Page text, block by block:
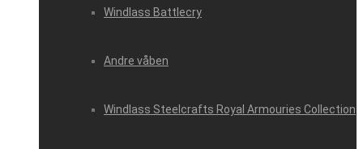
Windlass Battlecry
Andre våben
Windlass Steelcrafts Royal Armouries Collection